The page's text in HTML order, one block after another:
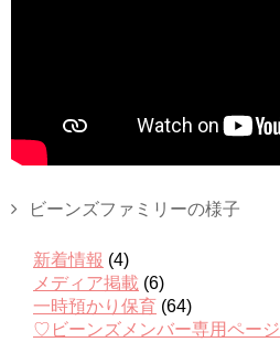
ビーンズファミリーの様子
新着情報 (4)
メディア掲載 (6)
一時預かり保育 (64)
♡ビーンズメンバー専用ページ